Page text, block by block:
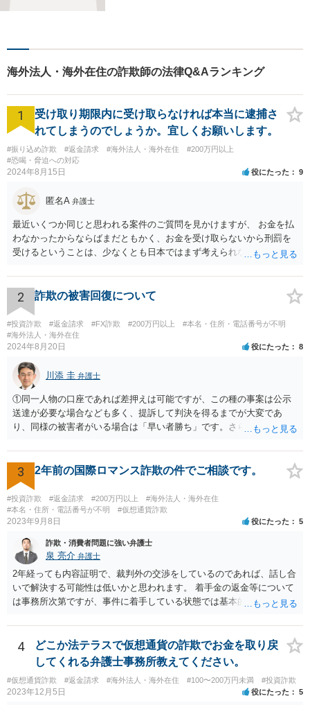
に対応します。【初回相談無
料】法律トラブルでお悩みの
方は、お気軽にご相談くださ
い。
海外法人・海外在住の詐欺師の法律Q&Aランキング
1
受け取り期限内に受け取らなければ本当に逮捕さ
れてしまうのでしょうか。宜しくお願いします。
#振り込め詐欺 #返金請求 #海外法人・海外在住
#200万円以上
#恐喝・脅迫への対応
2024年8月15日 役にたった 9
匿名A 弁護士
最近いくつか同じと思われる案件のご質問を見かけますが、 お金を払
わなかったからならばまだともかく、お金を受け取らないから刑罰を
受けるということは、少なくとも日本ではまず考えられないように思
てみてください。
2 詐欺の被害回復について
#投資詐欺 #返金請求 #FX詐欺 #200万円以上
#本名・住所・電話番号が不明
#海外法人・海外在住
2024年8月20日 役にたった 8
川添 圭 弁護士
①同一人物の口座であれば差押えは可能ですが、この種の事案は公示
送達が必要な場合なども多く、提訴して判決を得るまでが大変であ
り、同様の被害者がいる場合は「早い者勝ち」です。さらに詳しい事
れます。 ②わかりません。その法人が特定できるかどうかが問題で
す。調査が必要ですので、弁護士へ相談した方がよいと思います。
3 2年前の国際ロマンス詐欺の件でご相談です。
#投資詐欺 #返金請求 #200万円以上
#海外法人・海外在住
#本名・住所・電話番号が不明
#仮想通貨詐欺
2023年9月8日 役にたった 5
詐欺・消費者問題に強い弁護士
泉 亮介 弁護士
2年経っても内容証明で、裁判外の交渉をしているのであれば、話し合
いで解決する可能性は低いかと思われます。 着手金の返金等について
は事務所次第ですが、事件に着手している状態では基本的に返金に応
は、現状や今後どう動くのか、回収可能性についてどのような見込み
か等疑問や不安に思っていることは確認をされた方が良いでしょう。
4
どこか法テラスで仮想通貨の詐欺でお金を取り戻
してくれる弁護士事務所教えてください。
#仮想通貨詐欺 #返金請求 #海外法人・海外在住 #100〜200万円未満 #投資詐欺
2023年12月5日 役にたった 5